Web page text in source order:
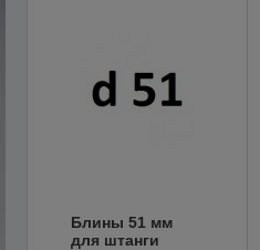
Блины 51 мм
для штанги